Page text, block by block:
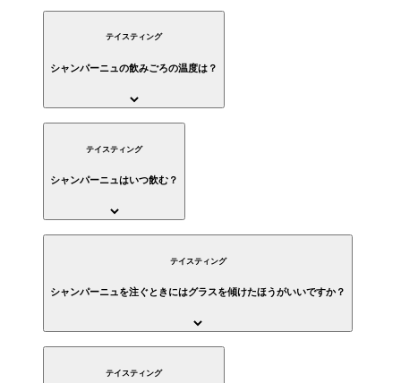
テイスティング
シャンパーニュの飲みごろの温度は？
テイスティング
シャンパーニュはいつ飲む？
テイスティング
シャンパーニュを注ぐときにはグラスを傾けたほうがいいですか？
テイスティング